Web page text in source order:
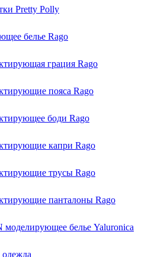
Pretty Polly
белье Rago
грация Rago
пояса Rago
боди Rago
капри Rago
трусы Rago
панталоны Rago
белье Yaluroniсa